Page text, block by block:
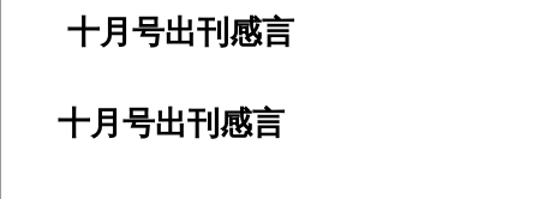
十月号出刊感言
十月号出刊感言